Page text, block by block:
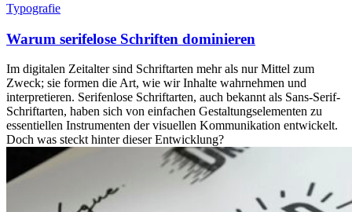
Typografie
Warum serifelose Schriften dominieren
Im digitalen Zeitalter sind Schriftarten mehr als nur Mittel zum
Zweck; sie formen die Art, wie wir Inhalte wahrnehmen und
interpretieren. Serifenlose Schriftarten, auch bekannt als Sans-Serif-
Schriftarten, haben sich von einfachen Gestaltungselementen zu
essentiellen Instrumenten der visuellen Kommunikation entwickelt.
Doch was steckt hinter dieser Entwicklung?